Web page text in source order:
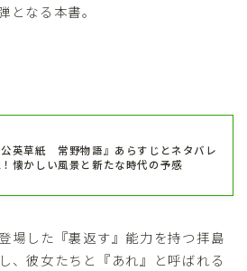
となる本書。
公英草紙 常野物語』あらすじとネタバレ
懐かしい風景と新たな時代の予感
場した『裏返す』能力を持つ拝島
、彼女たちと『あれ』と呼ばれる